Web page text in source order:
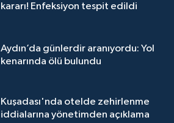
kararı! Enfeksiyon tespit edildi
Aydın’da günlerdir aranıyordu: Yol
kenarında ölü bulundu
Kuşadası'nda otelde zehirlenme
iddialarına yönetimden açıklama